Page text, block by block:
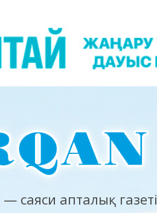
саяси апталық газеті